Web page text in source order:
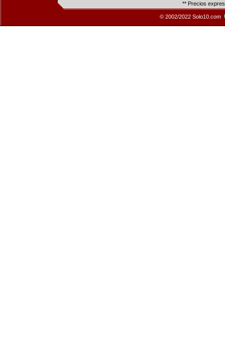
** Precios
© 2002/2022 Solo10.com